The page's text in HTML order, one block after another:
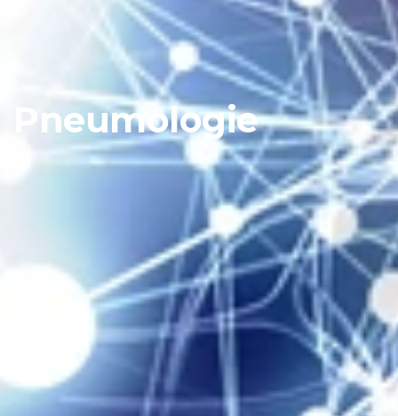
Pneumologie